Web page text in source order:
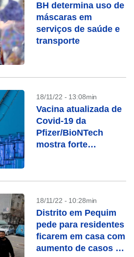
BH determina uso de
máscaras em
serviços de saúde e
transporte
18/11/22 - 13:08min
Vacina atualizada de
Covid-19 da
Pfizer/BioNTech
mostra forte
18/11/22 - 10:28min
Distrito em Pequim
pede para residentes
ficarem em casa com
aumento de casos de